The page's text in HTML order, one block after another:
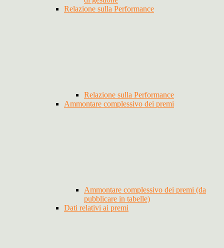
Relazione sulla Performance
Relazione sulla Performance
Ammontare complessivo dei premi
Ammontare complessivo dei premi (da
pubblicare in tabelle)
Dati relativi ai premi